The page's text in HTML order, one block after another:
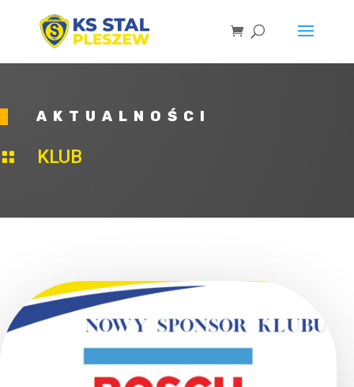
AKTUALNOŚCI
 KLUB